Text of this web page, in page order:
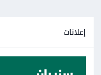
إعلانات